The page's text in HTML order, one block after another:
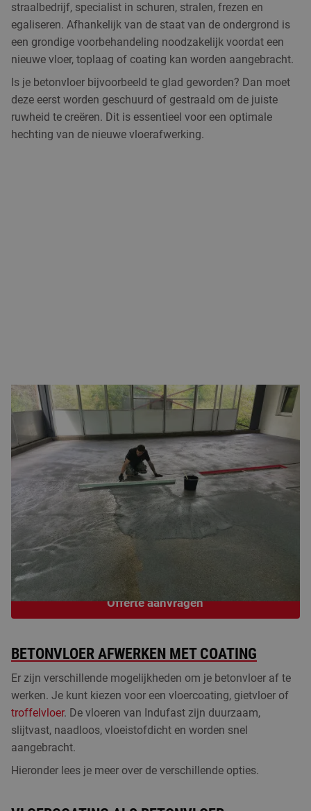
straalbedrijf, specialist in schuren, stralen, frezen en
egaliseren. Afhankelijk van de staat van de ondergrond is
een grondige voorbehandeling noodzakelijk voordat een
nieuwe vloer, toplaag of coating kan worden aangebracht.
Is je betonvloer bijvoorbeeld te glad geworden? Dan moet
deze eerst worden geschuurd of gestraald om de juiste
ruwheid te creëren. Dit is essentieel voor een optimale
hechting van de nieuwe vloerafwerking.
OOK GESCHIKT VOOR JOUW BRANCHE
Indufast levert vloersystemen voor uiteenlopende sectoren,
van industrie en automotive tot voedingsmiddelenbranche
en horeca. Onze systemen worden zowel binnen als buiten
toegepast en zijn volledig vloeistofdicht, slijtvast en
hygiënisch.
Dankzij onze kennis van branchespecifieke regelgeving
kunnen we iedere betonvloer afwerken volgens de
geldende normen.
Offerte aanvragen
BETONVLOER AFWERKEN MET COATING
Er zijn verschillende mogelijkheden om je betonvloer af te
werken. Je kunt kiezen voor een vloercoating, gietvloer of
troffelvloer. De vloeren van Indufast zijn duurzaam,
slijtvast, naadloos, vloeistofdicht en worden snel
aangebracht.
Hieronder lees je meer over de verschillende opties.